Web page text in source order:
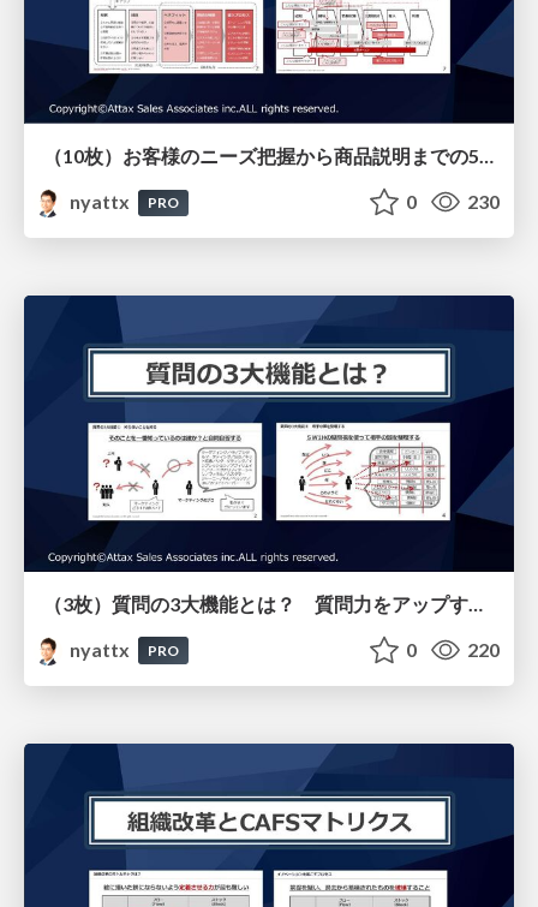
（10枚）お客様のニーズ把握から商品説明までの5ステップ （戦略的ヒアリング研修用）
nyattx
PRO 0 230
nyattx
PRO 0 220